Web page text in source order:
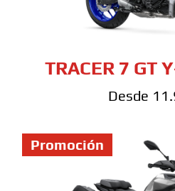
TRACER 7 GT
Desde
Promoción